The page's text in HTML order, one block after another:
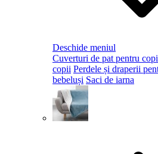
Deschide meniul
Cuverturi de pat pentru
copii Perdele și draperii
bebeluși Saci de iarna